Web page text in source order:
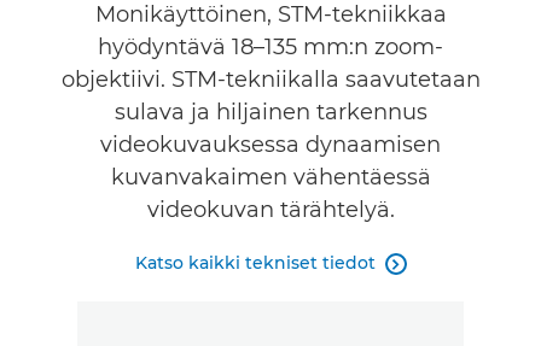
Monikäyttöinen, STM-tekniikkaa
hyödyntävä 18–135 mm:n zoom-
objektiivi. STM-tekniikalla saavutetaan
sulava ja hiljainen tarkennus
videokuvauksessa dynaamisen
kuvanvakaimen vähentäessä
videokuvan tärähtelyä.
Katso kaikki tekniset tiedot 